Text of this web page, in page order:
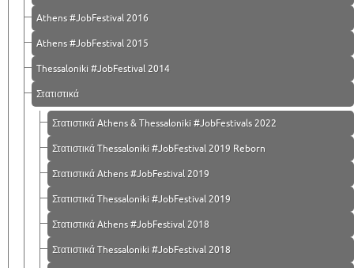
Athens #JobFestival 2016
Athens #JobFestival 2015
Thessaloniki #JobFestival 2014
Στατιστικά
Στατιστικά Athens & Thessaloniki #JobFestivals 2022
Στατιστικά Thessaloniki #JobFestival 2019 Reborn
Στατιστικά Athens #JobFestival 2019
Στατιστικά Thessaloniki #JobFestival 2019
Στατιστικά Athens #JobFestival 2018
Στατιστικά Thessaloniki #JobFestival 2018